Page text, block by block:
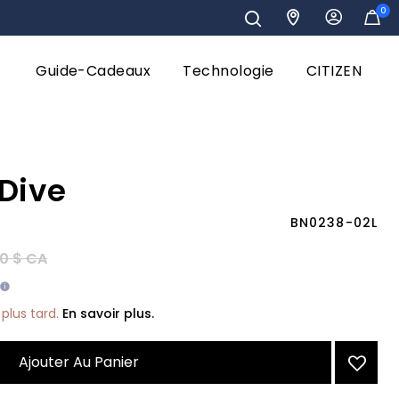
Guide-Cadeaux Technologie CITIZEN
0
BN0238-02L
de
$ CAà
tard. En savoir plus.
Ajouter Au Panier